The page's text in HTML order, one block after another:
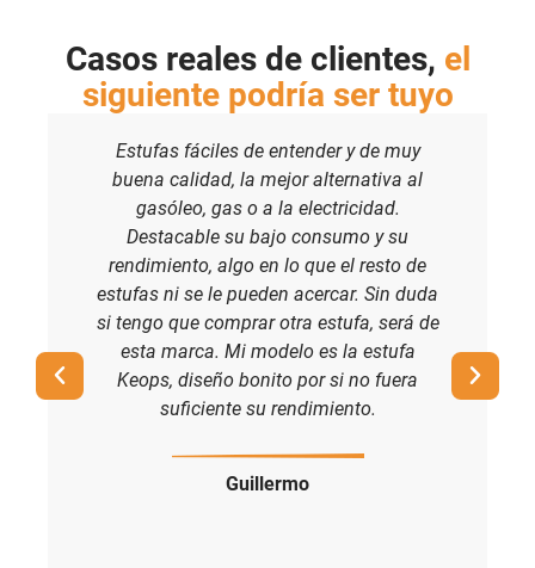
Casos reales de clientes, el
siguiente podría ser tuyo
Estufas fáciles de entender y de muy
buena calidad, la mejor alternativa al
gasóleo, gas o a la electricidad.
Destacable su bajo consumo y su
rendimiento, algo en lo que el resto de
estufas ni se le pueden acercar. Sin duda
si tengo que comprar otra estufa, será de
esta marca. Mi modelo es la estufa
Keops, diseño bonito por si no fuera
suficiente su rendimiento.
Guillermo